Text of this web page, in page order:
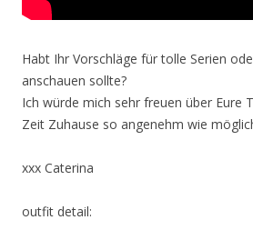
Habt Ihr Vorschläge für tolle Serien
anschauen sollte?
Ich würde mich sehr freuen über Eure
Zeit Zuhause so angenehm wie
xxx Caterina
outfit detail: